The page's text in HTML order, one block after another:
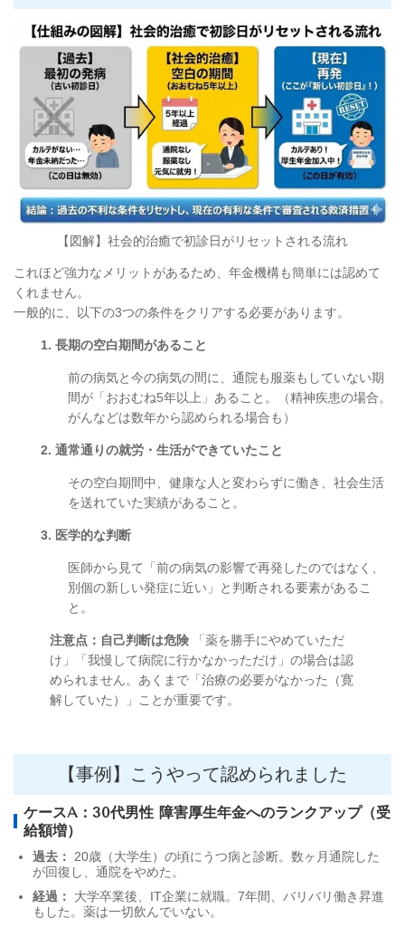
【図解】社会的治癒で初診日がリセットされる流れ
これほど強力なメリットがあるため、年金機構も簡単には認めて
くれません。
一般的に、以下の3つの条件をクリアする必要があります。
1. 長期の空白期間があること
前の病気と今の病気の間に、通院も服薬もしていない期
間が「おおむね5年以上」あること。（精神疾患の場合。
がんなどは数年から認められる場合も）
2. 通常通りの就労・生活ができていたこと
その空白期間中、健康な人と変わらずに働き、社会生活
を送れていた実績があること。
3. 医学的な判断
医師から見て「前の病気の影響で再発したのではなく、
別個の新しい発症に近い」と判断される要素があるこ
と。
注意点：自己判断は危険 「薬を勝手にやめていただ
け」「我慢して病院に行かなかっただけ」の場合は認
められません。あくまで「治療の必要がなかった（寛
解していた）」ことが重要です。
【事例】こうやって認められました
ケースA：30代男性 障害厚生年金へのランクアップ（受
給額増）
過去：
20歳（大学生）の頃にうつ病と診断。数ヶ月通院した
が回復し、通院をやめた。
経過：
大学卒業後、IT企業に就職。7年間、バリバリ働き昇進
もした。薬は一切飲んでいない。